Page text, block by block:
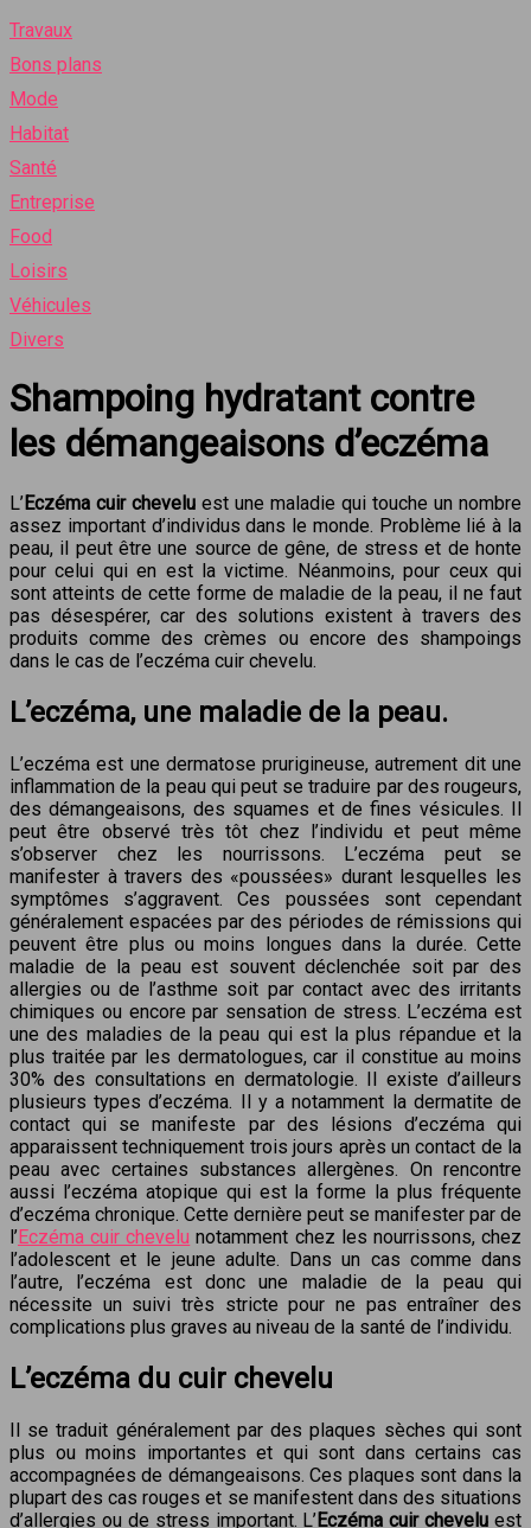
Travaux
Bons plans
Mode
Habitat
Santé
Entreprise
Food
Loisirs
Véhicules
Divers
Shampoing hydratant contre
les démangeaisons d’eczéma
L’Eczéma cuir chevelu est une maladie qui touche un nombre
assez important d’individus dans le monde. Problème lié à la
peau, il peut être une source de gêne, de stress et de honte
pour celui qui en est la victime. Néanmoins, pour ceux qui
sont atteints de cette forme de maladie de la peau, il ne faut
pas désespérer, car des solutions existent à travers des
produits comme des crèmes ou encore des shampoings
dans le cas de l’eczéma cuir chevelu.
L’eczéma, une maladie de la peau.
L’eczéma est une dermatose prurigineuse, autrement dit une
inflammation de la peau qui peut se traduire par des rougeurs,
des démangeaisons, des squames et de fines vésicules. Il
peut être observé très tôt chez l’individu et peut même
s’observer chez les nourrissons. L’eczéma peut se
manifester à travers des «poussées» durant lesquelles les
symptômes s’aggravent. Ces poussées sont cependant
généralement espacées par des périodes de rémissions qui
peuvent être plus ou moins longues dans la durée. Cette
maladie de la peau est souvent déclenchée soit par des
allergies ou de l’asthme soit par contact avec des irritants
chimiques ou encore par sensation de stress. L’eczéma est
une des maladies de la peau qui est la plus répandue et la
plus traitée par les dermatologues, car il constitue au moins
30% des consultations en dermatologie. Il existe d’ailleurs
plusieurs types d’eczéma. Il y a notamment la dermatite de
contact qui se manifeste par des lésions d’eczéma qui
apparaissent techniquement trois jours après un contact de la
peau avec certaines substances allergènes. On rencontre
aussi l’eczéma atopique qui est la forme la plus fréquente
d’eczéma chronique. Cette dernière peut se manifester par de
l’Eczéma cuir chevelu notamment chez les nourrissons, chez
l’adolescent et le jeune adulte. Dans un cas comme dans
l’autre, l’eczéma est donc une maladie de la peau qui
nécessite un suivi très stricte pour ne pas entraîner des
complications plus graves au niveau de la santé de l’individu.
L’eczéma du cuir chevelu
Il se traduit généralement par des plaques sèches qui sont
plus ou moins importantes et qui sont dans certains cas
accompagnées de démangeaisons. Ces plaques sont dans la
plupart des cas rouges et se manifestent dans des situations
d’allergies ou de stress important. L’Eczéma cuir chevelu est